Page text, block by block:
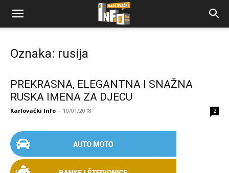
Oznaka: rusija
PREKRASNA, ELEGANTNA I SNAŽNA
RUSKA IMENA ZA DJECU
Karlovački Info - 10/01/2018 2